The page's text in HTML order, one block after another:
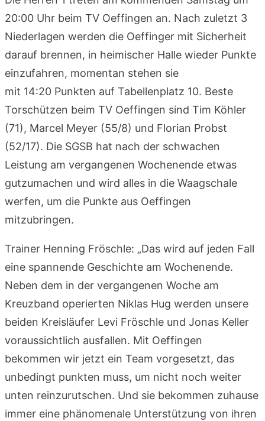
20:00 Uhr beim TV Oeffingen an. Nach zuletzt 3
Niederlagen werden die Oeffinger mit Sicherheit
darauf brennen, in heimischer Halle wieder Punkte
einzufahren, momentan stehen sie
mit 14:20 Punkten auf Tabellenplatz 10. Beste
Torschützen beim TV Oeffingen sind Tim Köhler
(71), Marcel Meyer (55/8) und Florian Probst
(52/17). Die SGSB hat nach der schwachen
Leistung am vergangenen Wochenende etwas
gutzumachen und wird alles in die Waagschale
werfen, um die Punkte aus Oeffingen
mitzubringen.
Trainer Henning Fröschle: „Das wird auf jeden Fall
eine spannende Geschichte am Wochenende.
Neben dem in der vergangenen Woche am
Kreuzband operierten Niklas Hug werden unsere
beiden Kreisläufer Levi Fröschle und Jonas Keller
voraussichtlich ausfallen. Mit Oeffingen
bekommen wir jetzt ein Team vorgesetzt, das
unbedingt punkten muss, um nicht noch weiter
unten reinzurutschen. Und sie bekommen zuhause
immer eine phänomenale Unterstützung von ihren